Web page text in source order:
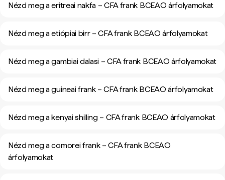
Nézd meg a eritreai nakfa – CFA frank BCEAO árfolyamokat
Nézd meg a etiópiai birr – CFA frank BCEAO árfolyamokat
Nézd meg a gambiai dalasi – CFA frank BCEAO árfolyamokat
Nézd meg a guineai frank – CFA frank BCEAO árfolyamokat
Nézd meg a kenyai shilling – CFA frank BCEAO árfolyamokat
Nézd meg a comorei frank – CFA frank BCEAO
árfolyamokat